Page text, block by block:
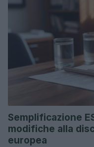
Semplificazione
modifiche alla
europea